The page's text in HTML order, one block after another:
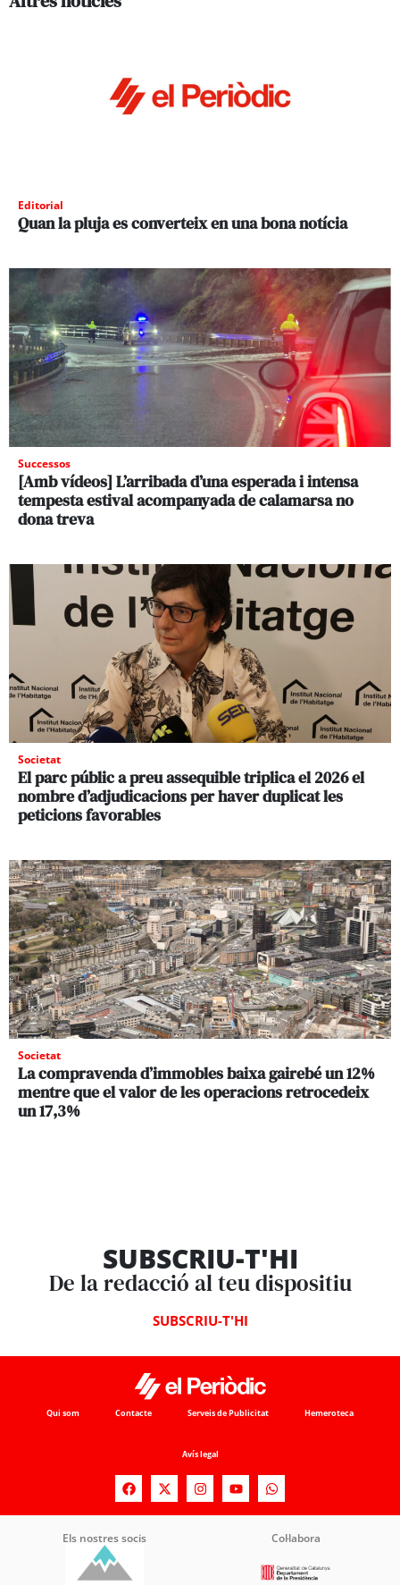
Editorial
Quan la pluja es converteix en una bona notícia
Successos
[Amb vídeos] L’arribada d’una esperada i intensa
tempesta estival acompanyada de calamarsa no
dona treva
Societat
El parc públic a preu assequible triplica el 2026 el
nombre d’adjudicacions per haver duplicat les
peticions favorables
Societat
La compravenda d’immobles baixa gairebé un 12%
mentre que el valor de les operacions retrocedeix
un 17,3%
SUBSCRIU-T'HI
De la redacció al teu dispositiu
SUBSCRIU-T'HI
Qui som Contacte Serveis de Publicitat Hemeroteca
Avís legal
Els nostres socis Col·labora